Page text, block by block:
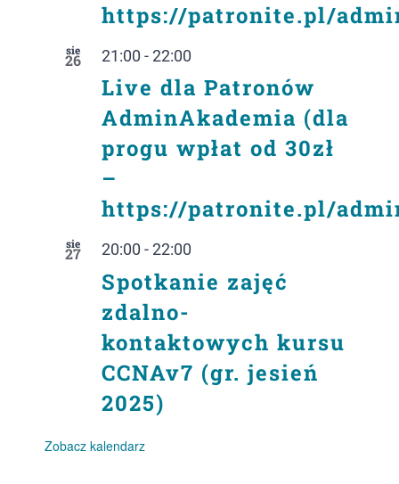
https://patronite.pl/
sie
26 21:00 - 22:00
Live dla Patronów
AdminAkademia (dla
progu wpłat od 30zł
–
https://patronite.pl/
sie
27 20:00 - 22:00
Spotkanie zajęć
zdalno-
kontaktowych kursu
CCNAv7 (gr. jesień
2025)
Zobacz kalendarz